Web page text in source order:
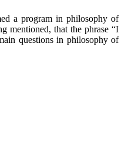
a program in philosophy of
mentioned, that the phrase “I
questions in philosophy of